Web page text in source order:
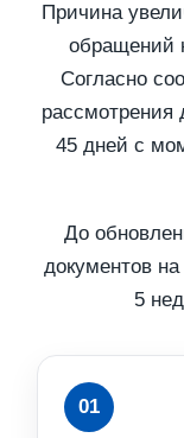
Причина
обращений
Согласно
рассмотрения
45 дней с
До
документов
5
01